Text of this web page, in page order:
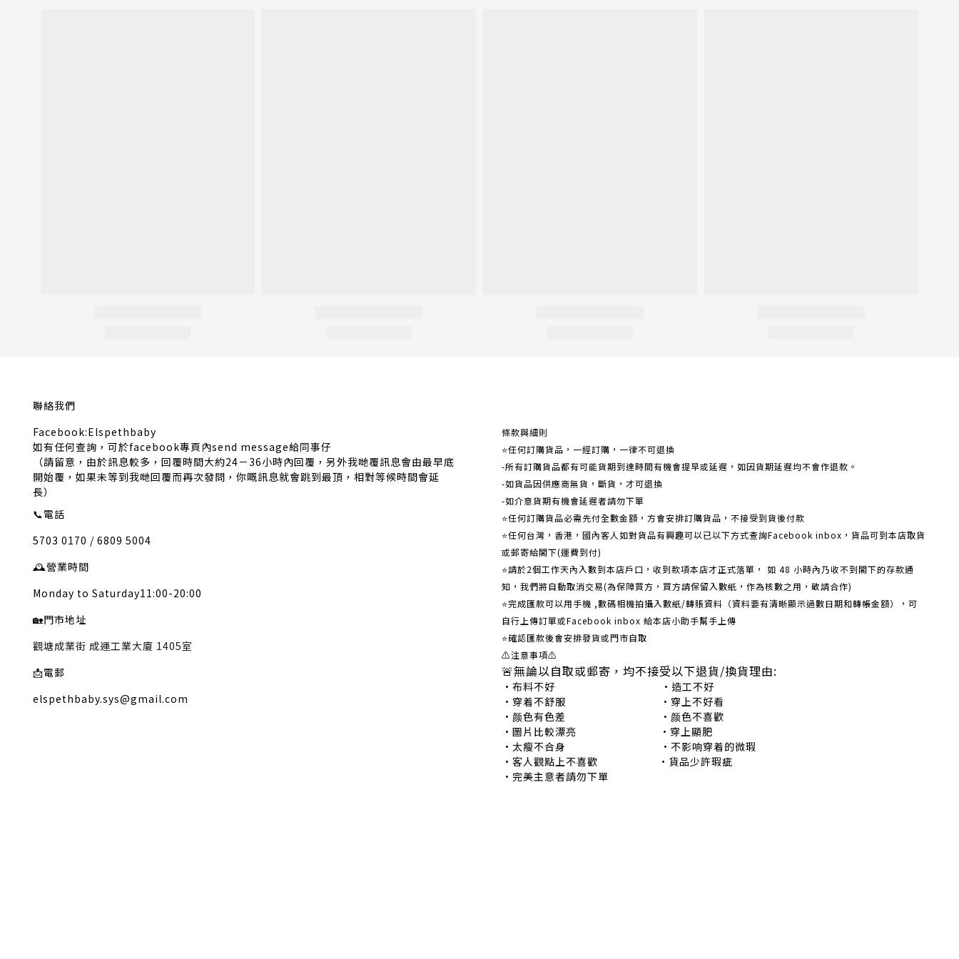
聯絡我們
Facebook:Elspethbaby
如有任何查詢，可於facebook專頁內send message給同事仔
（請留意，由於訊息較多，回覆時間大約24－36小時內回覆，另外我哋覆訊息會由最早底
開始覆，如果未等到我哋回覆而再次發問，你嘅訊息就會跳到最頂，相對等候時間會延
長）
📞電話
5703 0170 / 6809 5004
🕰️營業時間
Monday to Saturday11:00-20:00
🏡門市地址
觀塘成業街 成運工業大廈 1405室
📩電郵
elspethbaby.sys@gmail.com
條款與細則
⭐任何訂購貨品，一經訂購，一律不可退換
-所有訂購貨品都有可能貨期到達時間有機會提早或延遲，如因貨期延遲均不會作退款。
-如貨品因供應商無貨，斷貨，才可退換
-如介意貨期有機會延遲者請勿下單
⭐任何訂購貨品必需先付全數金額，方會安排訂購貨品，不接受到貨後付款
⭐任何台灣，香港，國內客人如對貨品有興趣可以已以下方式查詢Facebook inbox，貨品可到本店取貨
或郵寄給閣下(運費到付)
​​⭐請於2個工作天內入數到本店戶口，收到款項本店才正式落單， 如 48 小時內乃收不到閣下的存款通
知，我們將自動取消交易(為保障買方，買方請保留入數紙，作為核數之用，敬請合作)
⭐完成匯款可以用手機 ,數碼相機拍攝入數紙/轉賬資料（資料要有清晰顯示過數日期和轉帳金額），可
自行上傳訂單或Facebook inbox 給本店小助手幫手上傳
⭐確認匯款後會安排發貨或門市自取
⚠注意事項⚠
🚨無論以自取或郵寄，均不接受以下退貨/換貨理由:
•布料不好 •造工不好
•穿着不舒服 •穿上不好看
•颜色有色差 •颜色不喜歡
•圖片比較漂亮 •穿上顯肥
•太瘦不合身 •不影响穿着的微瑕
•客人觀點上不喜歡 •貨品少許瑕疵
•完美主意者請勿下單